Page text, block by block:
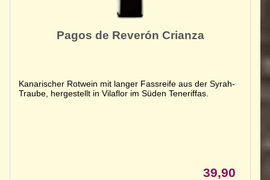
Pagos de Reverón Crianza
Kanarischer Rotwein mit langer Fassreife aus der Syrah-
Traube, hergestellt in Vilaflor im Süden Teneriffas.
39,90